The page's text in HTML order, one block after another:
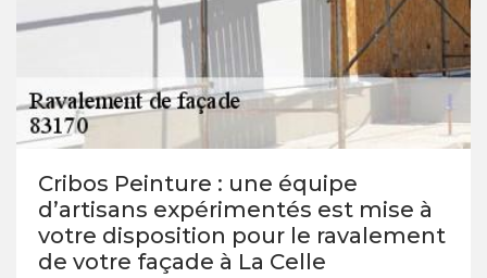
Cribos Peinture : une équipe
d’artisans expérimentés est mise à
votre disposition pour le ravalement
de votre façade à La Celle